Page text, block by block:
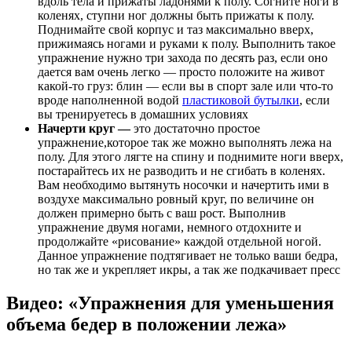
коленях, ступни ног должны быть прижаты к полу.
Поднимайте свой корпус и таз максимально вверх,
прижимаясь ногами и руками к полу. Выполнить такое
упражнение нужно три захода по десять раз, если оно
дается вам очень легко — просто положите на живот
какой-то груз: блин — если вы в спорт зале или что-то
вроде наполненной водой пластиковой бутылки, если
вы тренируетесь в домашних условиях
Начерти круг —это достаточно простое
упражнение,которое так же можно выполнять лежа на
полу. Для этого лягте на спину и поднимите ноги вверх,
постарайтесь их не разводить и не сгибать в коленях.
Вам необходимо вытянуть носочки и начертить ими в
воздухе максимально ровный круг, по величине он
должен примерно быть с ваш рост. Выполнив
упражнение двумя ногами, немного отдохните и
продолжайте «рисование» каждой отдельной ногой.
Данное упражнение подтягивает не только ваши бедра,
но так же и укрепляет икры, а так же подкачивает пресс
Видео: «Упражнения для уменьшения
объема бедер в положении лежа»